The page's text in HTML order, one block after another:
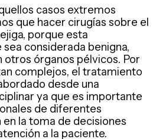
casos extremos
que hacer cirugías sobre el
porque esta
considerada benigna,
órganos pélvicos. Por
complejos, el tratamiento
desde una
ya que es importante
de diferentes
la toma de decisiones
a la paciente.